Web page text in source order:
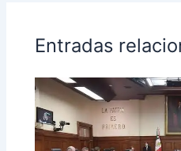
Entradas